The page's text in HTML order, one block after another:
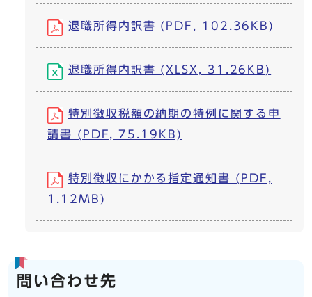
退職所得内訳書 (PDF, 102.36KB)
退職所得内訳書 (XLSX, 31.26KB)
特別徴収税額の納期の特例に関する申
請書 (PDF, 75.19KB)
特別徴収にかかる指定通知書 (PDF,
1.12MB)
問い合わせ先